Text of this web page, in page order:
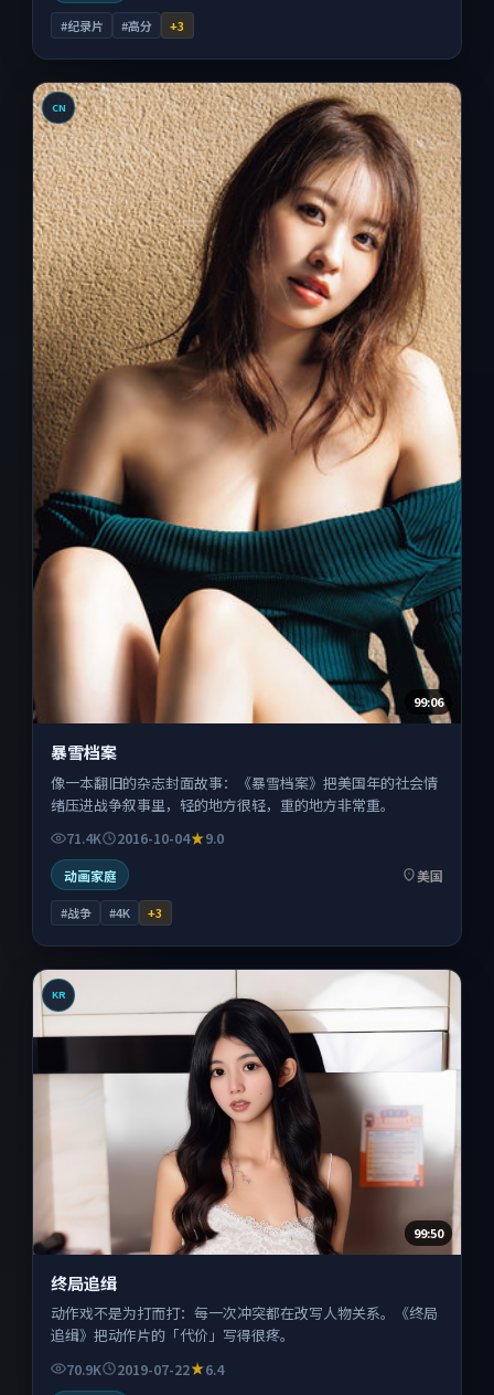
#纪录片 #高分 +3
CN
99:06
暴雪档案
像一本翻旧的杂志封面故事：《暴雪档案》把美国年的社会情
绪压进战争叙事里，轻的地方很轻，重的地方非常重。
71.4K 2016-10-04
9.0
动画家庭
美国
#战争 #4K +3
KR
99:50
终局追缉
动作戏不是为打而打：每一次冲突都在改写人物关系。《终局
追缉》把动作片的「代价」写得很疼。
70.9K 2019-07-22
6.4